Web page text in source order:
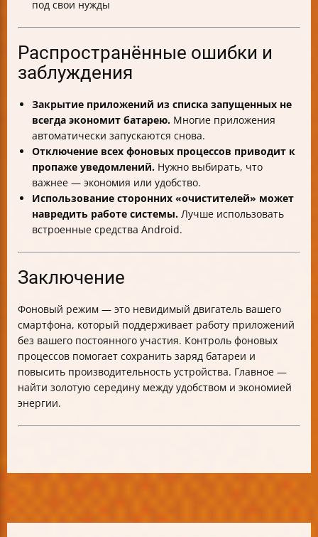
под свои нужды
Распространённые ошибки и
заблуждения
Закрытие приложений из списка запущенных не
всегда экономит батарею. Многие приложения
автоматически запускаются снова.
Отключение всех фоновых процессов приводит к
пропаже уведомлений. Нужно выбирать, что
важнее — экономия или удобство.
Использование сторонних «очистителей» может
навредить работе системы. Лучше использовать
встроенные средства Android.
Заключение
Фоновый режим — это невидимый двигатель вашего
смартфона, который поддерживает работу приложений
без вашего постоянного участия. Контроль фоновых
процессов помогает сохранить заряд батареи и
повысить производительность устройства. Главное —
найти золотую середину между удобством и экономией
энергии.